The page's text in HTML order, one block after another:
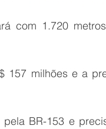
com 1.720
157 milhões e a
BR-153 e